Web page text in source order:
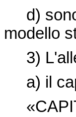
d) sono
modello
3)
a) il